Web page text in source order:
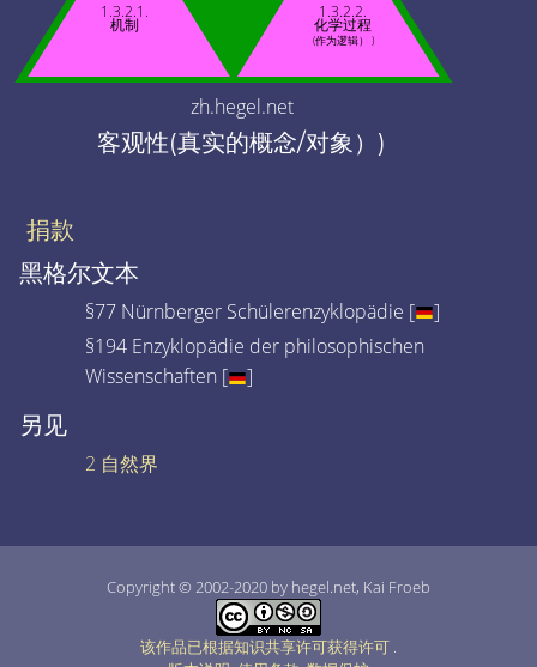
1.3.2.1.
机制
1.3.2.2.
化学过程
(作为逻辑） )
zh.hegel.net
客观性(真实的概念/对象）)
捐款
黑格尔文本
§77 Nürnberger Schülerenzyklopädie [
]
§194 Enzyklopädie der philosophischen
Wissenschaften [
]
另见
2 自然界
Copyright © 2002-2020 by hegel.net, Kai Froeb
该作品已根据知识共享许可获得许可 .